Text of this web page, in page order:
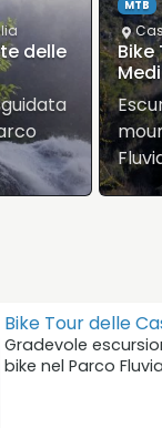
Bike Tour delle
Gradevole
bike nel Parco